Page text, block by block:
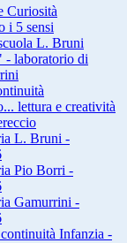
Curiosità
i 5 sensi
L. Bruni
- laboratorio di
lettura e creatività
L. Bruni -
Pio Borri -
Gamurrini -
Infanzia -